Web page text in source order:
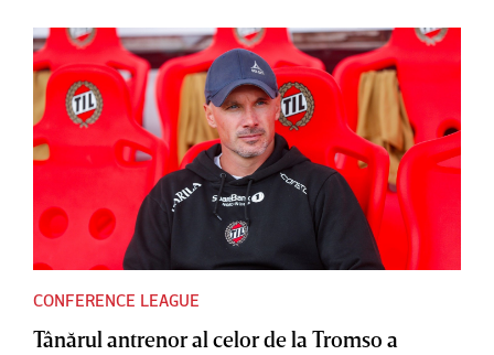
CONFERENCE LEAGUE
Tânărul antrenor al celor de la Tromso a